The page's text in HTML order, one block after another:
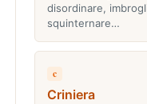
disordinare,
squinternare…
c
Criniera